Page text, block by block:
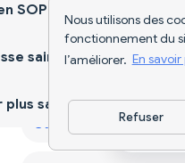
Nous utilisons des
fonctionnement du
l’améliorer. En savoir
Refuser
Générateur Liste de
Guide Protéines Premier
SOPK
saine
sain